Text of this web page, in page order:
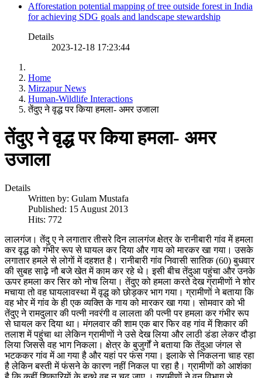
Afforestation potential mapping of tree outside forest in India
for achieving SDG goals and landscape stewardship
Details
2023-12-18 17:23:44
Home
Mirzapur News
Human-Wildlife Interactions
तेंदुए ने वृद्ध पर किया हमला- अमर उजाला
तेंदुए ने वृद्ध पर किया हमला- अमर
उजाला
Details
Written by: Gulam Mustafa
Published: 15 August 2013
Hits: 772
लालगंज। तेंदु ए ने लगातार तीसरे दिन लालगंज क्षेत्र के रानीबारी गांव में हमला
कर वृद्ध को गंभीर रूप से घायल कर दिया और गाय को मारकर खा गया। उसके
लगातार हमले से लोगाें में दहशत है। रानीबारी गांव निवासी सातिक (60) बुधवार
की सुबह साढ़े नौ बजे खेत में काम कर रहे थे। इसी बीच तेंदुआ पहुंचा और उनके
ऊपर हमला कर सिर को नोच लिया। तेंदुए को हमला करते देख ग्रामीणाें ने शोर
मचाया तो वह घायलावस्था में वृद्ध को छोड़कर भाग गया। ग्रामीणाें ने बताया कि
वह भोर में गांव के ही एक व्यक्ति के गाय को मारकर खा गया। सोमवार को भी
तेंदुए ने रामदुलार की पत्नी नवरंगी व लालता की पत्नी पर हमला कर गंभीर रूप
से घायल कर दिया था। मंगलवार की शाम एक बार फिर वह गांव में शिकार की
तलाश में पहुंचा था लेकिन ग्रामीणाें ने उसे देख लिया और लाठी डंडा लेकर दौड़ा
लिया जिससे वह भाग निकला। क्षेत्र के बुजुर्गों ने बताया कि तेंदुआ जंगल से
भटककर गांव में आ गया है और यहां पर फंस गया। इलाके से निकलना चाह रहा
है लेकिन बस्ती में फंसने के कारण नहीं निकल पा रहा है। ग्रामीणाें को आशंका